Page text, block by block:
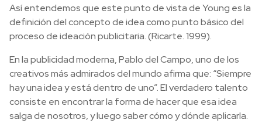
Así entendemos que este punto de vista de Young es la
definición del concepto de idea como punto básico del
proceso de ideación publicitaria. (Ricarte. 1999).
En la publicidad moderna, Pablo del Campo, uno de los
creativos más admirados del mundo afirma que: “Siempre
hay una idea y está dentro de uno”. El verdadero talento
consiste en encontrar la forma de hacer que esa idea
salga de nosotros, y luego saber cómo y dónde aplicarla.